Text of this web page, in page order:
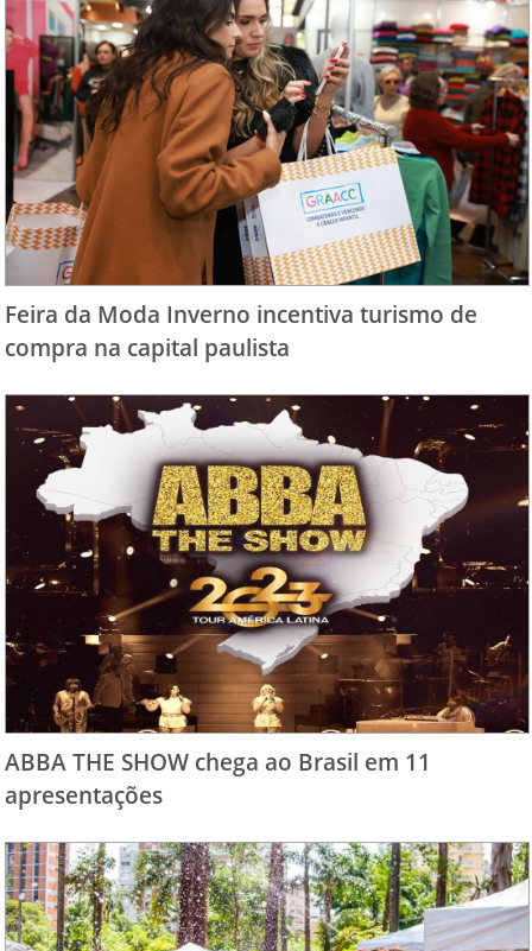
Feira da Moda Inverno incentiva turismo de
compra na capital paulista
ABBA THE SHOW chega ao Brasil em 11
apresentações